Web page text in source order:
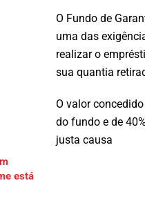
está
O Fundo de
uma das
realizar o
sua quantia
O valor
do fundo e de
justa causa